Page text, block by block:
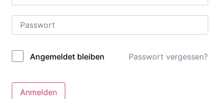
Alternative:
Angemeldet bleiben Passwort vergessen?
Anmelden